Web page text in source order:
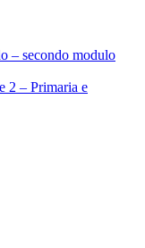
– secondo modulo
2 – Primaria e